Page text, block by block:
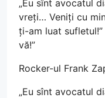
„Eu sînt avocatul
vreți… Veniți cu
ți-am luat
vă!”
Rocker-ul Frank
„Eu sînt avocatul